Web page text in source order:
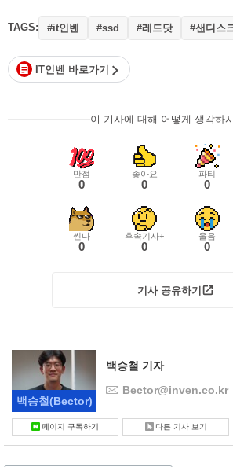
TAGS: #it인벤 #ssd #레드닷 #샌디스
IT인벤 바로가기
이 기사에 대해 어떻게 생각하
만점
0
좋아요
0
파티
0
씬나
0
후속기사+
0
울음
0
기사 공유하기
백승철(Bector)
백승철 기자
Bector@inven.co.kr
페이지 구독하기 다른 기사 보기